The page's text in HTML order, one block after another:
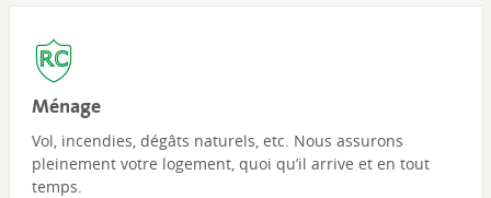
Ménage
Vol, incendies, dégâts naturels, etc. Nous assurons
pleinement votre logement, quoi qu’il arrive et en tout
temps.